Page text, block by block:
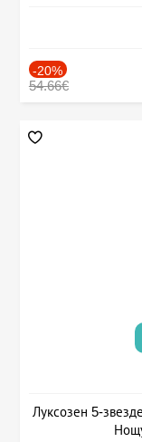
-20%
54.66€
Луксозен 5-